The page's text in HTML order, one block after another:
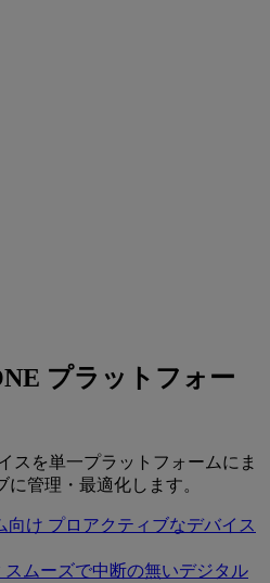
プラットフォー
スを単一プラットフォームにま
に管理・最適化します。
向け プロアクティブなデバイス
スムーズで中断の無いデジタル